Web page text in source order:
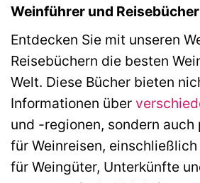
Weinführer und Reisebücher
Entdecken Sie mit unseren
Reisebüchern die besten
Welt. Diese Bücher bieten
Informationen über
und -regionen, sondern
für Weinreisen,
für Weingüter, Unterkünfte